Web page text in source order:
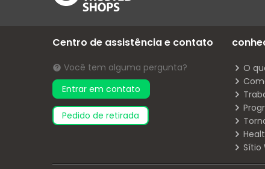
Centro de assistência e contato
Você tem alguma pergunta?
Entrar em contato
pedido de retirada
O
Sítio